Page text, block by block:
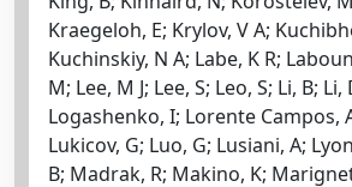
Kraegeloh, E; Krylov, V A;
Kuchinskiy, N A; Labe, K R;
M; Lee, M J; Lee, S; Leo, S; Li, B; Li,
Logashenko, I; Lorente Campos,
Lukicov, G; Luo, G; Lusiani, A;
B; Madrak, R; Makino, K;